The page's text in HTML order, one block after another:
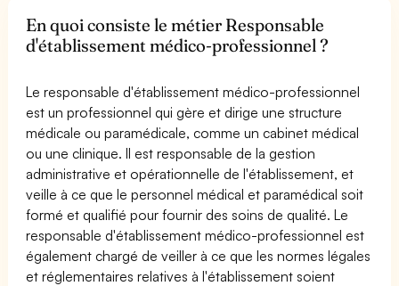
En quoi consiste le métier Responsable
d'établissement médico-professionnel ?
Le responsable d'établissement médico-professionnel
est un professionnel qui gère et dirige une structure
médicale ou paramédicale, comme un cabinet médical
ou une clinique. Il est responsable de la gestion
administrative et opérationnelle de l'établissement, et
veille à ce que le personnel médical et paramédical soit
formé et qualifié pour fournir des soins de qualité. Le
responsable d'établissement médico-professionnel est
également chargé de veiller à ce que les normes légales
et réglementaires relatives à l'établissement soient